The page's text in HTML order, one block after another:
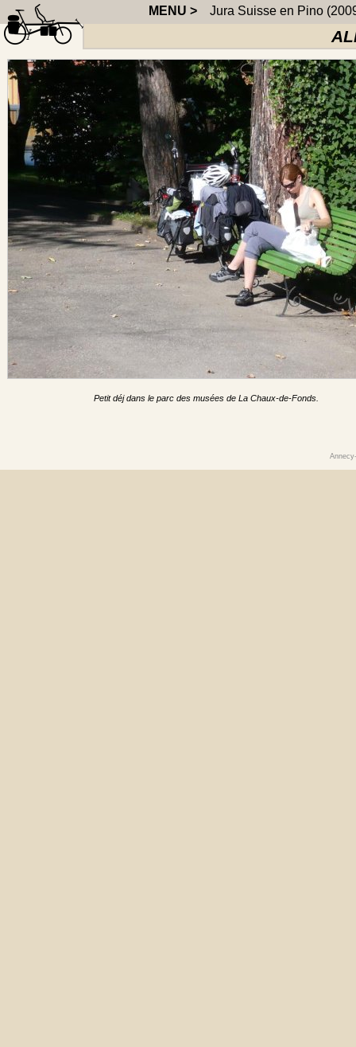
MENU >Jura Suisse en Pino
Petit déj dans le parc des musées de La Chaux-de-Fonds.